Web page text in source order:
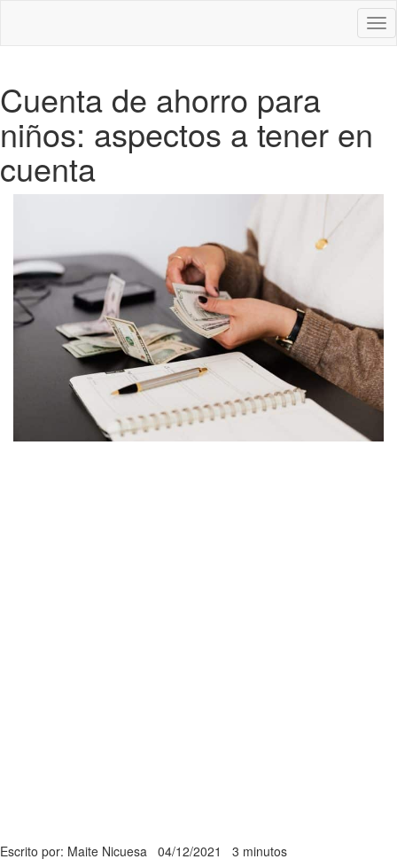
Cuenta de ahorro para
niños: aspectos a tener en
cuenta
Escrito por: Maite Nicuesa 04/12/2021 3 minutos